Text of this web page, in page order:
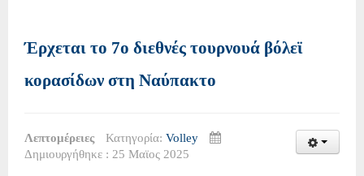
Έρχεται το 7ο διεθνές τουρνουά βόλεϊ
κορασίδων στη Ναύπακτο
Λεπτομέρειες Κατηγορία: Volley
Δημιουργήθηκε : 25 Μαϊος 2025